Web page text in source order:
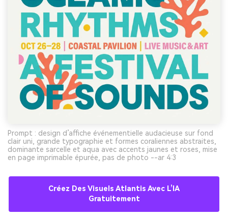
Prompt : design d’affiche événementielle audacieuse sur fond
clair uni, grande typographie et formes coraliennes abstraites,
dominante sarcelle et aqua avec accents jaunes et roses, mise
en page imprimable épurée, pas de photo --ar 4:3
Créez Des Visuels Atlantis Avec L’IA
Gratuitement